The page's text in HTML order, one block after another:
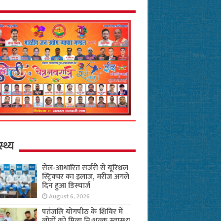
सेल-आधारित सर्जरी से यूरिथ्रल
स्ट्रिक्चर का इलाज, मरीज अगले
दिन हुआ डिस्चार्ज
August 6, 2026
पतंजलि योगपीठ के शिविर में